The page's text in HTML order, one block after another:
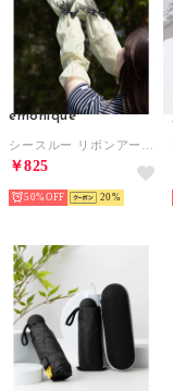
emonique
￥825
50% 20